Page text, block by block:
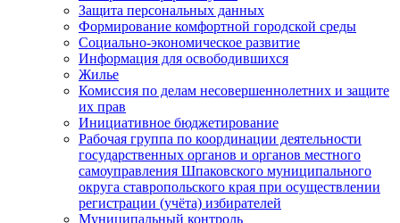
Защита персональных данных
Формирование комфортной городской среды
Социально-экономическое развитие
Информация для освободившихся
Жилье
Комиссия по делам несовершеннолетних и защите
их прав
Инициативное бюджетирование
Рабочая группа по координации деятельности
государственных органов и органов местного
самоуправления Шпаковского муниципального
округа ставропольского края при осуществлении
регистрации (учёта) избирателей
Муниципальный контроль